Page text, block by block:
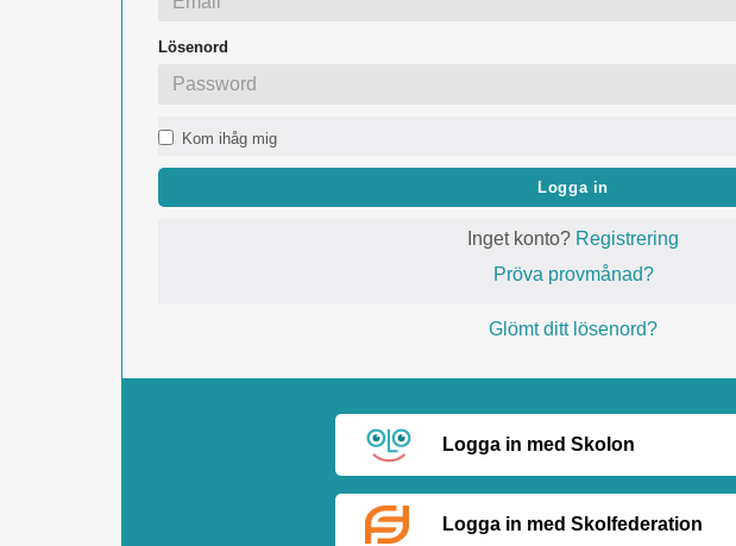
Lösenord
Kom ihåg mig
Logga in
Inget konto? Registrering
Pröva provmånad?
Glömt ditt lösenord?
Logga in med Skolon
Logga in med Skolfederation